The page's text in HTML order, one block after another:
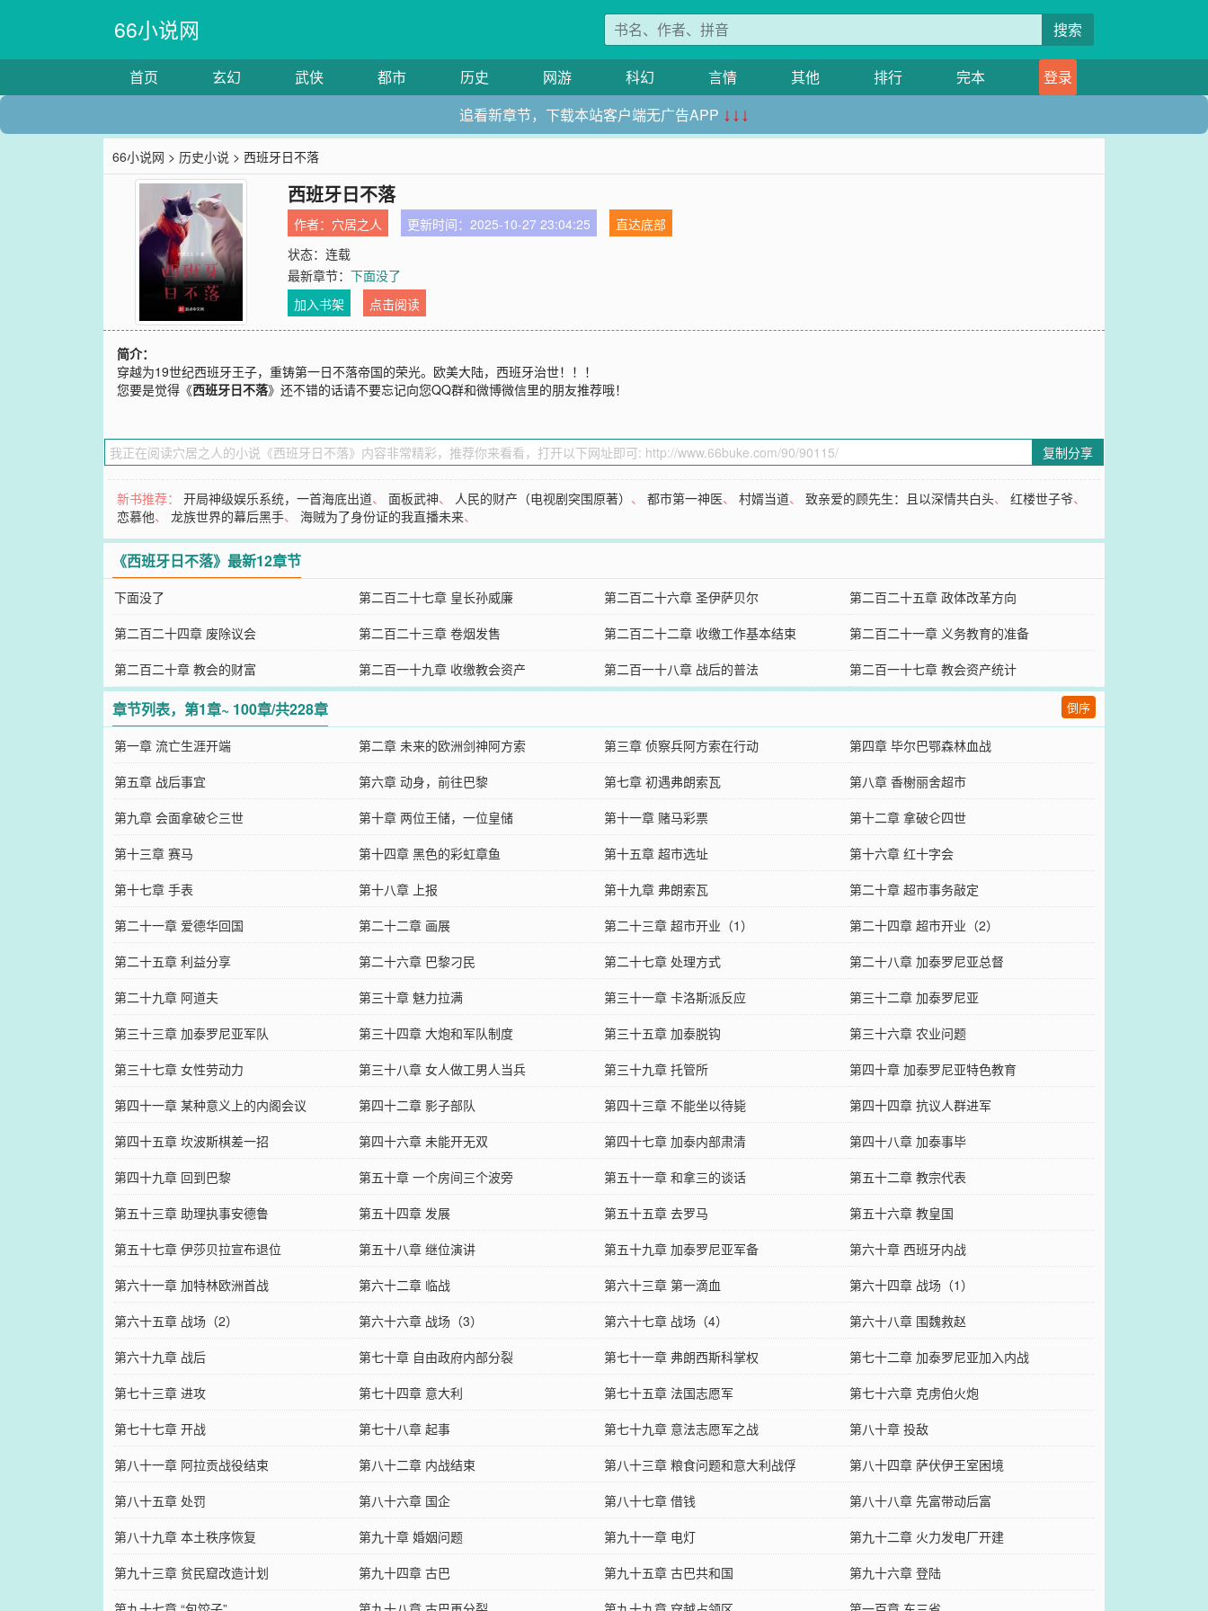
66小说网 搜索
首页 玄幻 武侠 都市 历史 网游 科幻 言情 其他 排行 完本
登录
追看新章节，下载本站客户端无广告APP ↓↓↓
66小说网 > 历史小说 > 西班牙日不落
西班牙日不落
作者： 穴居之人 更新时间：2025-10-27 23:04:25
直达底部
状态：连载
最新章节：下面没了
加入书架
点击阅读
简介：
穿越为19世纪西班牙王子，重铸第一日不落帝国的荣光。欧美大陆，西班牙治世！！！
您要是觉得《西班牙日不落》还不错的话请不要忘记向您QQ群和微博微信里的朋友推荐哦！
复制分享
新书推荐：开局神级娱乐系统，一首海底出道、面板武神、 人民的财产（电视剧突围原著） 、都市第一神医、村婿当道、致亲爱的顾先生：且以深情共白头、红楼世子爷、
恋慕他、龙族世界的幕后黑手、海贼为了身份证的我直播未来、
《西班牙日不落》最新12章节
下面没了 第二百二十七章 皇长孙威廉 第二百二十六章 圣伊萨贝尔
第二百二十五章 政体改革方向
第二百二十四章 废除议会
第二百二十三章 卷烟发售 第二百二十二章 收缴工作基本结束
第二百二十一章 义务教育的准备
第二百二十章 教会的财富
第二百一十九章 收缴教会资产 第二百一十八章 战后的普法 第二百一十七章 教会资产统计
章节列表，第1章~ 100章/共228章 倒序
第一章 流亡生涯开端 第二章 未来的欧洲剑神阿方索 第三章 侦察兵阿方索在行动
第四章 毕尔巴鄂森林血战
第五章 战后事宜
第六章 动身，前往巴黎 第七章 初遇弗朗索瓦
第八章 香榭丽舍超市
第九章 会面拿破仑三世
第十章 两位王储，一位皇储 第十一章 赌马彩票
第十二章 拿破仑四世
第十三章 赛马
第十四章 黑色的彩虹章鱼 第十五章 超市选址
第十六章 红十字会
第十七章 手表
第十八章 上报 第十九章 弗朗索瓦
第二十章 超市事务敲定
第二十一章 爱德华回国
第二十二章 画展 第二十三章 超市开业（1）
第二十四章 超市开业（2）
第二十五章 利益分享
第二十六章 巴黎刁民 第二十七章 处理方式
第二十八章 加泰罗尼亚总督
第二十九章 阿道夫
第三十章 魅力拉满 第三十一章 卡洛斯派反应
第三十二章 加泰罗尼亚
第三十三章 加泰罗尼亚军队
第三十四章 大炮和军队制度 第三十五章 加泰脱钩
第三十六章 农业问题
第三十七章 女性劳动力
第三十八章 女人做工男人当兵 第三十九章 托管所
第四十章 加泰罗尼亚特色教育
第四十一章 某种意义上的内阁会议
第四十二章 影子部队 第四十三章 不能坐以待毙
第四十四章 抗议人群进军
第四十五章 坎波斯棋差一招
第四十六章 未能开无双 第四十七章 加泰内部肃清
第四十八章 加泰事毕
第四十九章 回到巴黎
第五十章 一个房间三个波旁 第五十一章 和拿三的谈话
第五十二章 教宗代表
第五十三章 助理执事安德鲁
第五十四章 发展 第五十五章 去罗马
第五十六章 教皇国
第五十七章 伊莎贝拉宣布退位
第五十八章 继位演讲 第五十九章 加泰罗尼亚军备
第六十章 西班牙内战
第六十一章 加特林欧洲首战
第六十二章 临战 第六十三章 第一滴血
第六十四章 战场（1）
第六十五章 战场（2）
第六十六章 战场（3） 第六十七章 战场（4）
第六十八章 围魏救赵
第六十九章 战后
第七十章 自由政府内部分裂 第七十一章 弗朗西斯科掌权
第七十二章 加泰罗尼亚加入内战
第七十三章 进攻
第七十四章 意大利 第七十五章 法国志愿军
第七十六章 克虏伯火炮
第七十七章 开战
第七十八章 起事 第七十九章 意法志愿军之战
第八十章 投敌
第八十一章 阿拉贡战役结束
第八十二章 内战结束 第八十三章 粮食问题和意大利战俘
第八十四章 萨伏伊王室困境
第八十五章 处罚
第八十六章 国企 第八十七章 借钱
第八十八章 先富带动后富
第八十九章 本土秩序恢复
第九十章 婚姻问题 第九十一章 电灯
第九十二章 火力发电厂开建
第九十三章 贫民窟改造计划
第九十四章 古巴 第九十五章 古巴共和国
第九十六章 登陆